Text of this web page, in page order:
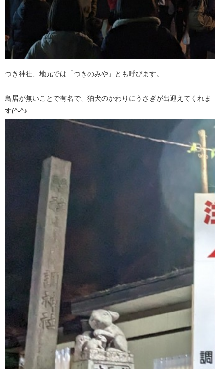
つき神社、地元では「つきのみや」とも呼びます。
鳥居が無いことで有名で、狛犬のかわりにうさぎが出迎えてくれま
す(^-^♪